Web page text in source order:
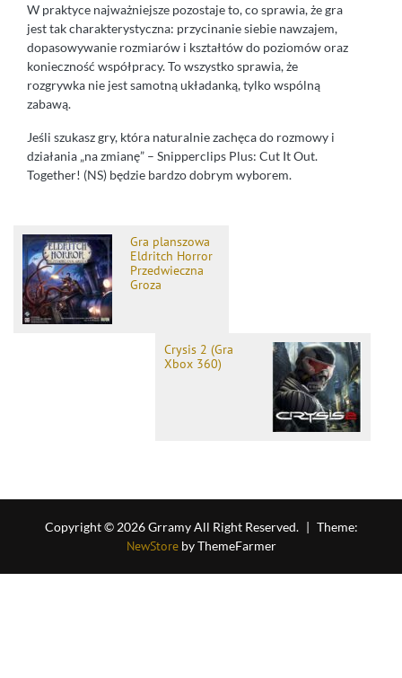
W praktyce najważniejsze pozostaje to, co sprawia, że gra
jest tak charakterystyczna: przycinanie siebie nawzajem,
dopasowywanie rozmiarów i kształtów do poziomów oraz
konieczność współpracy. To wszystko sprawia, że
rozgrywka nie jest samotną układanką, tylko wspólną
zabawą.
Jeśli szukasz gry, która naturalnie zachęca do rozmowy i
działania „na zmianę” – Snipperclips Plus: Cut It Out.
Together! (NS) będzie bardzo dobrym wyborem.
Gra planszowa
Eldritch Horror
Przedwieczna
Groza
Crysis 2 (Gra
Xbox 360)
Copyright © 2026 Grramy All Right Reserved. | Theme:
NewStoreby ThemeFarmer